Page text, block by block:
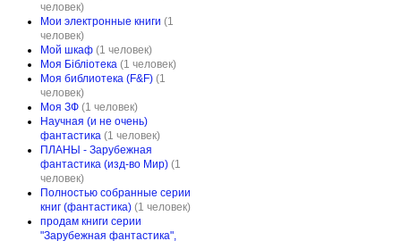
человек)
Мои электронные книги (1
человек)
Мой шкаф (1 человек)
Моя Бібліотека (1 человек)
Моя библиотека (F&F) (1
человек)
Моя ЗФ (1 человек)
Научная (и не очень)
фантастика (1 человек)
ПЛАНЫ - Зарубежная
фантастика (изд-во Мир) (1
человек)
Полностью собранные серии
книг (фантастика) (1 человек)
продам книги серии
"Зарубежная фантастика",